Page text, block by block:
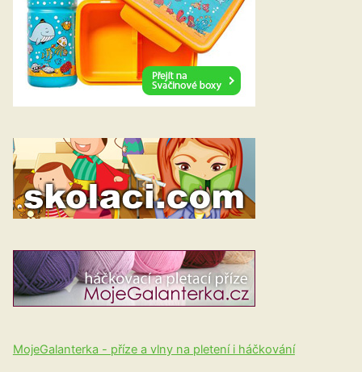
MojeGalanterka - příze a vlny na pletení i háčkování